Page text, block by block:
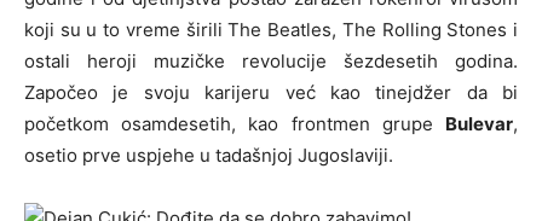
koji su u to vreme širili The Beatles, The Rolling Stones i
ostali heroji muzičke revolucije šezdesetih godina.
Započeo je svoju karijeru već kao tinejdžer da bi
početkom osamdesetih, kao frontmen grupe Bulevar,
osetio prve uspjehe u tadašnjoj Jugoslaviji.